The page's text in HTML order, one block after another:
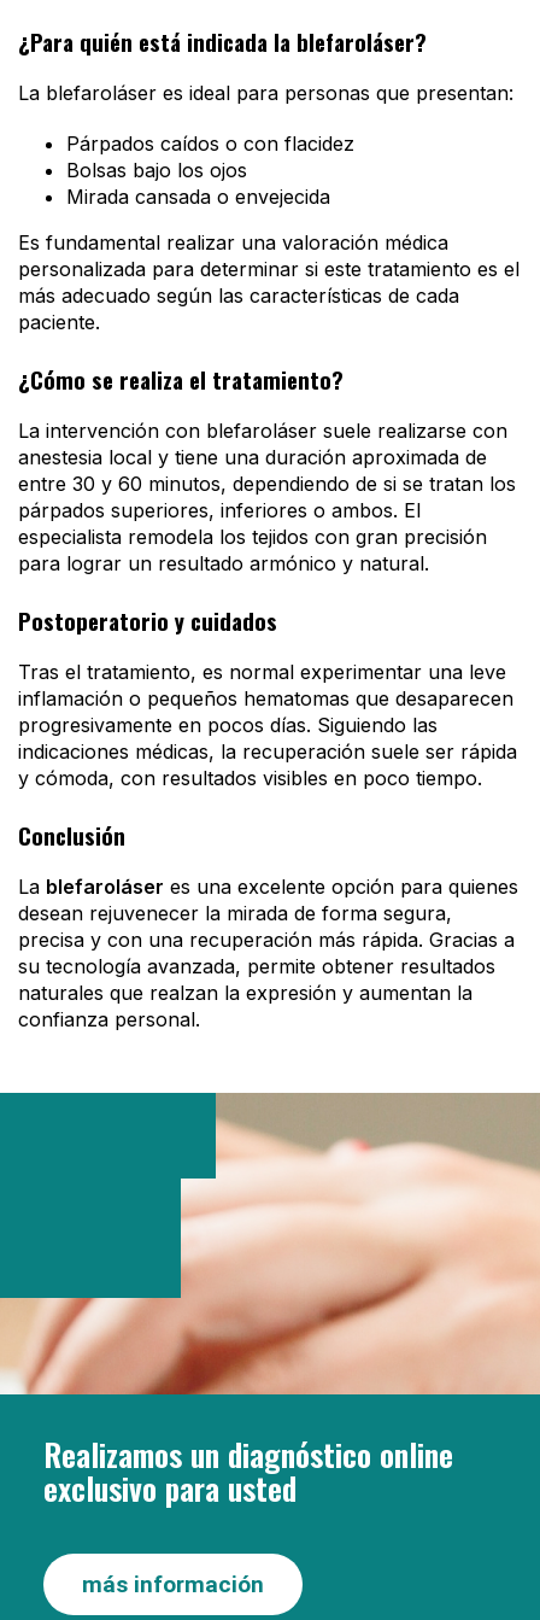
¿Para quién está indicada la blefaroláser?
La blefaroláser es ideal para personas que presentan:
Párpados caídos o con flacidez
Bolsas bajo los ojos
Mirada cansada o envejecida
Es fundamental realizar una valoración médica
personalizada para determinar si este tratamiento es el
más adecuado según las características de cada
paciente.
¿Cómo se realiza el tratamiento?
La intervención con blefaroláser suele realizarse con
anestesia local y tiene una duración aproximada de
entre 30 y 60 minutos, dependiendo de si se tratan los
párpados superiores, inferiores o ambos. El
especialista remodela los tejidos con gran precisión
para lograr un resultado armónico y natural.
Postoperatorio y cuidados
Tras el tratamiento, es normal experimentar una leve
inflamación o pequeños hematomas que desaparecen
progresivamente en pocos días. Siguiendo las
indicaciones médicas, la recuperación suele ser rápida
y cómoda, con resultados visibles en poco tiempo.
Conclusión
La blefaroláser es una excelente opción para quienes
desean rejuvenecer la mirada de forma segura,
precisa y con una recuperación más rápida. Gracias a
su tecnología avanzada, permite obtener resultados
naturales que realzan la expresión y aumentan la
confianza personal.
Realizamos un diagnóstico online
exclusivo para usted
más información